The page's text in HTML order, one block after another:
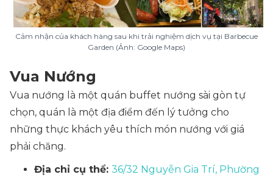
Cảm nhận của khách hàng sau khi trải nghiệm dịch vụ tại Barbecue
Garden (Ảnh: Google Maps)
Vua Nướng
Vua nướng là một quán buffet nướng sài gòn tự
chọn, quán là một địa điểm đến lý tưởng cho
những thực khách yêu thích món nướng với giá
phải chăng.
Địa chỉ cụ thể: 36/32 Nguyễn Gia Trí, Phường